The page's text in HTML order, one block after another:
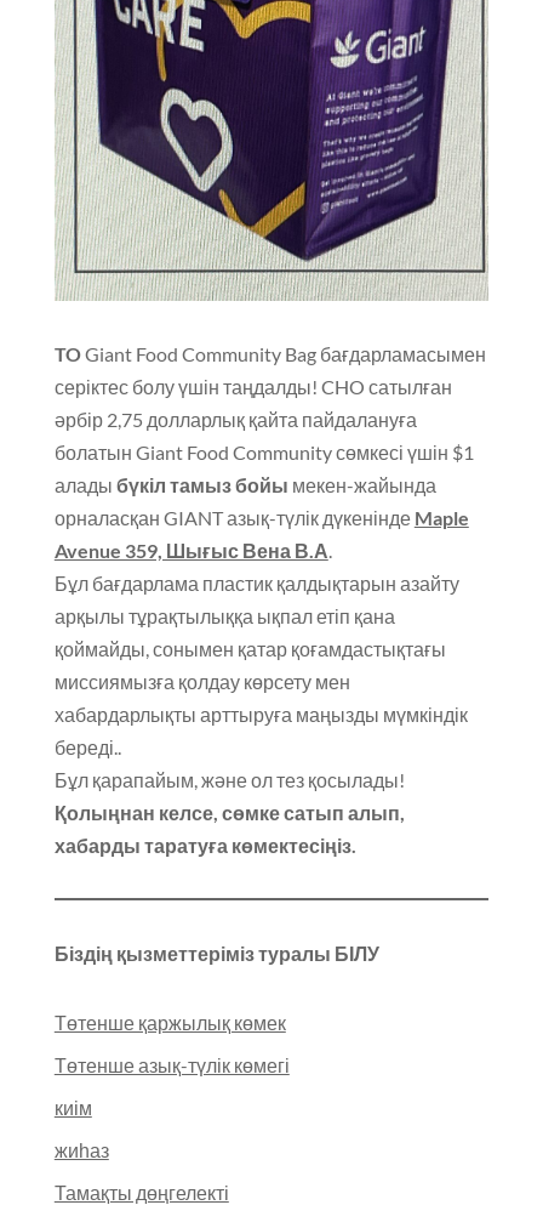
TOGiant Food Community Bag бағдарламасымен
серіктес болу үшін таңдалды! CHO сатылған
әрбір 2,75 долларлық қайта пайдалануға
болатын Giant Food Community сөмкесі үшін $1
алады бүкіл тамыз бойы мекен-жайында
орналасқан GIANT азық-түлік дүкенінде Maple
Avenue 359, Шығыс Вена В.А.
Бұл бағдарлама пластик қалдықтарын азайту
арқылы тұрақтылыққа ықпал етіп қана
қоймайды, сонымен қатар қоғамдастықтағы
миссиямызға қолдау көрсету мен
хабардарлықты арттыруға маңызды мүмкіндік
береді..
Бұл қарапайым, және ол тез қосылады!
Қолыңнан келсе, сөмке сатып алып,
хабарды таратуға көмектесіңіз.
Біздің қызметтеріміз туралы БІЛУ
Төтенше қаржылық көмек
Төтенше азық-түлік көмегі
киім
жиһаз
Тамақты дөңгелекті